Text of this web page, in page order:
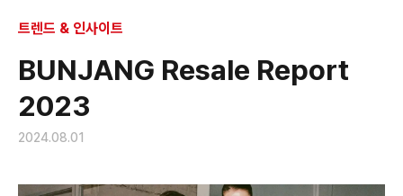
트렌드 & 인사이트
BUNJANG Resale Report
2023
A deep dive into the styles, demands, and trends
2024.08.01